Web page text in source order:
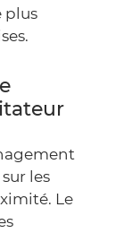
plus
les
Le